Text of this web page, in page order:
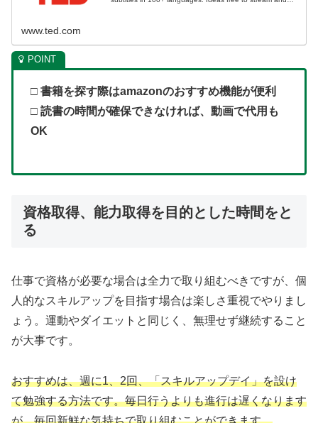
www.ted.com
□ 書籍を探す際はamazonのおすすめ機能が便利
□ 読書の時間が確保できなければ、動画で代用も
OK
資格取得、能力取得を目的とした時間をと
る
仕事で資格が必要な場合は全力で取り組むべきですが、個
人的なスキルアップを目指す場合は楽しさ重視でやりまし
ょう。運動やダイエットと同じく、無理せず継続すること
が大事です。
おすすめは、週に1、2回、「スキルアップデイ」を設け
て勉強する方法です。毎日行うよりも進行は遅くなります
が、毎回新鮮な気持ちで取り組むことができます。